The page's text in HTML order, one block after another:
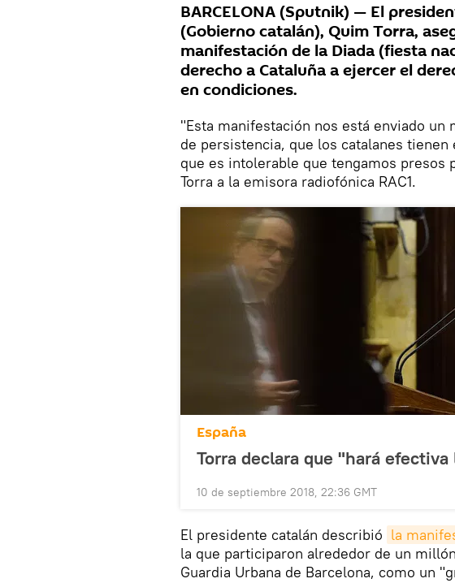
BARCELONA (Sputnik) — El
(Gobierno catalán), Quim Torra,
manifestación de la Diada (fiesta
derecho a Cataluña a ejercer el
en condiciones.
"Esta manifestación nos está enviado un
de persistencia, que los catalanes
que es intolerable que tengamos presos
Torra a la emisora radiofónica RAC1.
España
Torra declara que "hará
10 de septiembre 2018, 22:36 GMT
El presidente catalán describió la
la que participaron alrededor de un
Guardia Urbana de Barcelona, como un